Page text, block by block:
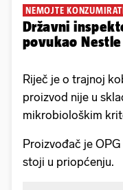
NEMOJTE
Državni
povukao Nestle
Riječ je o trajnoj
proizvod nije u
mikrobiološkim
Proizvođač je
stoji u priopćenju.